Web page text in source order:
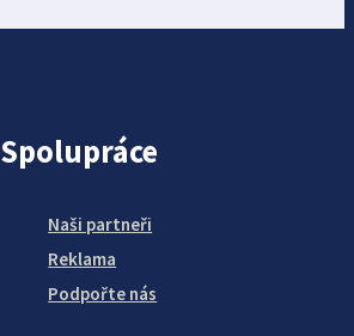
Spolupráce
Naši partneři
Reklama
Podpořte nás